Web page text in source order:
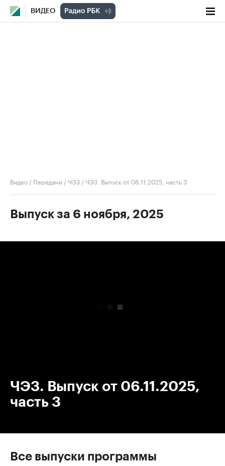
ВИДЕО
Видео / Передачи /ЧЭЗ /ЧЭЗ. Выпуск от 06.11.2025, часть 3
Выпуск за 6 ноября, 2025
ЧЭЗ. Выпуск от 06.11.2025,
часть 3
Все выпуски программы